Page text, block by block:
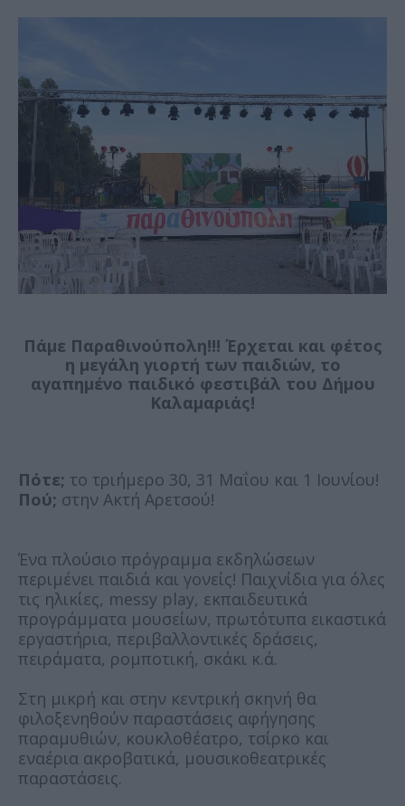
Πάμε Παραθινούπολη!!! Έρχεται και φέτος
η μεγάλη γιορτή των παιδιών, το
αγαπημένο παιδικό φεστιβάλ του Δήμου
Καλαμαριάς!
Πότε; το τριήμερο 30, 31 Μαΐου και 1 Ιουνίου!
Πού; στην Ακτή Αρετσού!
Ένα πλούσιο πρόγραμμα εκδηλώσεων
περιμένει παιδιά και γονείς! Παιχνίδια για όλες
τις ηλικίες, messy play, εκπαιδευτικά
προγράμματα μουσείων, πρωτότυπα εικαστικά
εργαστήρια, περιβαλλοντικές δράσεις,
πειράματα, ρομποτική, σκάκι κ.ά.
Στη μικρή και στην κεντρική σκηνή θα
φιλοξενηθούν παραστάσεις αφήγησης
παραμυθιών, κουκλοθέατρο, τσίρκο και
εναέρια ακροβατικά, μουσικοθεατρικές
παραστάσεις.